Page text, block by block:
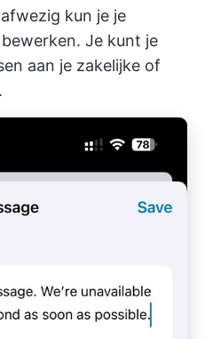
kun je je
Je kunt je
aan je zakelijke of